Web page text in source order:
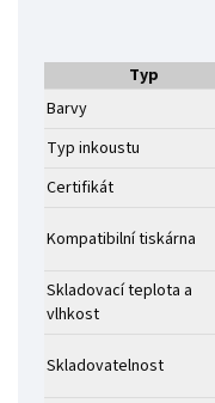
Typ
Barvy
Typ inkoustu
Certifikát
Kompatibilní tiskárna
Skladovací teplota a
vlhkost
Skladovatelnost